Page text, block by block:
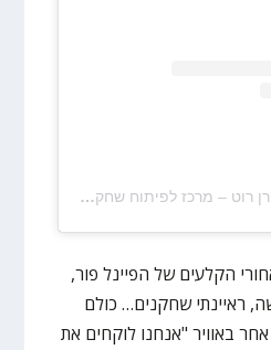
הקלעים של הפיינל פור,
ראיינתי שחקנים… כולם
באוויר "אנחנו לוקחים את